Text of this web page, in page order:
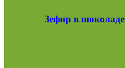
Зефир в шоколаде